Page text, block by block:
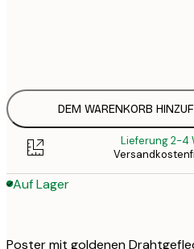
DEM WARENKORB
Lieferung 2-4
Auf Lager
Poster mit goldenen